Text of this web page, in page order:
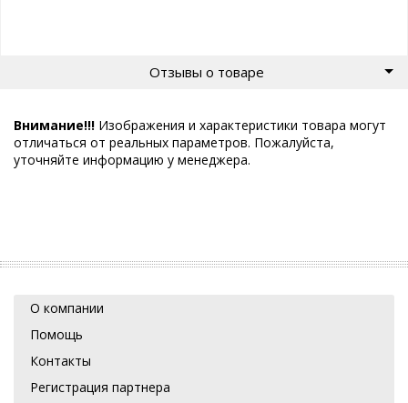
Отзывы о товаре
Внимание!!! Изображения и характеристики товара могут
отличаться от реальных параметров. Пожалуйста,
уточняйте информацию у менеджера.
О компании
Помощь
Контакты
Регистрация партнера